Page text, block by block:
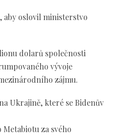
aby oslovil ministerstvo
dolarů společnosti
vývoje
zájmu.
Ukrajině, které se Bidenův
Metabiotu za svého